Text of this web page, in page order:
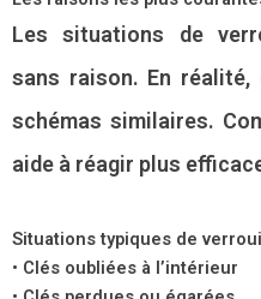
Les situations de
sans raison. En
schémas similaires.
aide à réagir plus
Situations typiques de
• Clés oubliées à l’intérieur